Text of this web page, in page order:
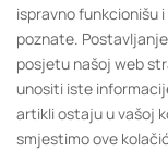
ispravno funkcionišu
poznate.
posjetu našoj web
unositi iste
artikli ostaju u vašoj
smjestimo ove